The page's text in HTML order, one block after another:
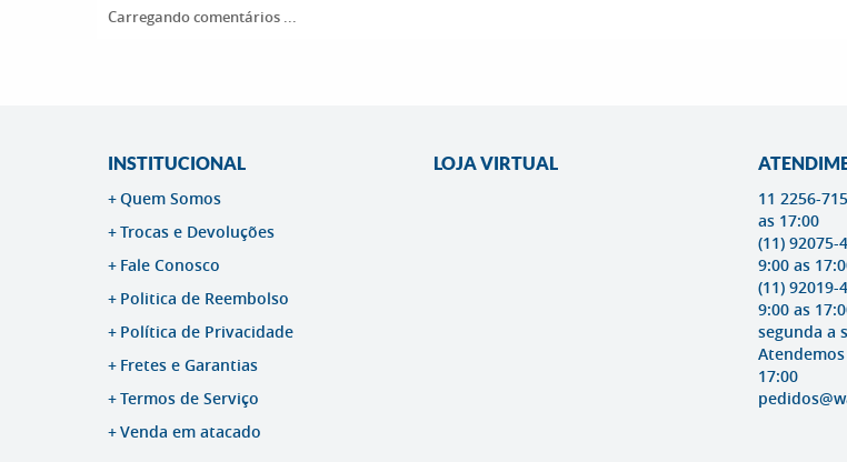
Carregando comentários ...
INSTITUCIONAL
Quem Somos
Trocas e Devoluções
Fale Conosco
Politica de Reembolso
Política de Privacidade
Fretes e Garantias
Termos de Serviço
Venda em atacado
LOJA VIRTUAL
11 2256-
as 17:00
(11)
9:00 as
(11)
9:00 as
segunda a
17:00